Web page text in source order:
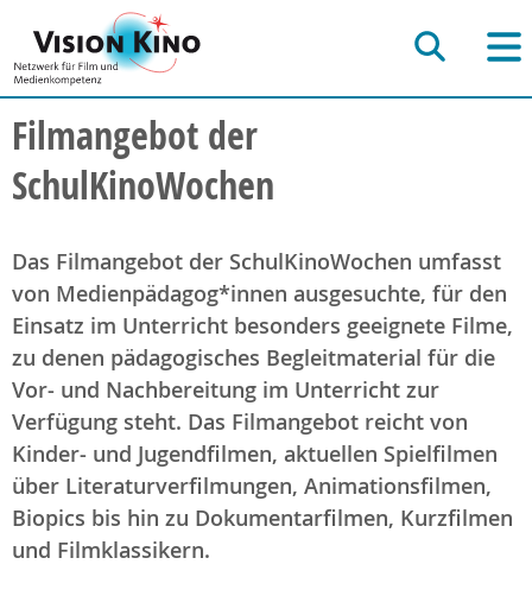
Filmangebot der
SchulKinoWochen
Das Filmangebot der SchulKinoWochen umfasst
von Medienpädagog*innen ausgesuchte, für den
Einsatz im Unterricht besonders geeignete Filme,
zu denen pädagogisches Begleitmaterial für die
Vor- und Nachbereitung im Unterricht zur
Verfügung steht. Das Filmangebot reicht von
Kinder- und Jugendfilmen, aktuellen Spielfilmen
über Literaturverfilmungen, Animationsfilmen,
Biopics bis hin zu Dokumentarfilmen, Kurzfilmen
und Filmklassikern.